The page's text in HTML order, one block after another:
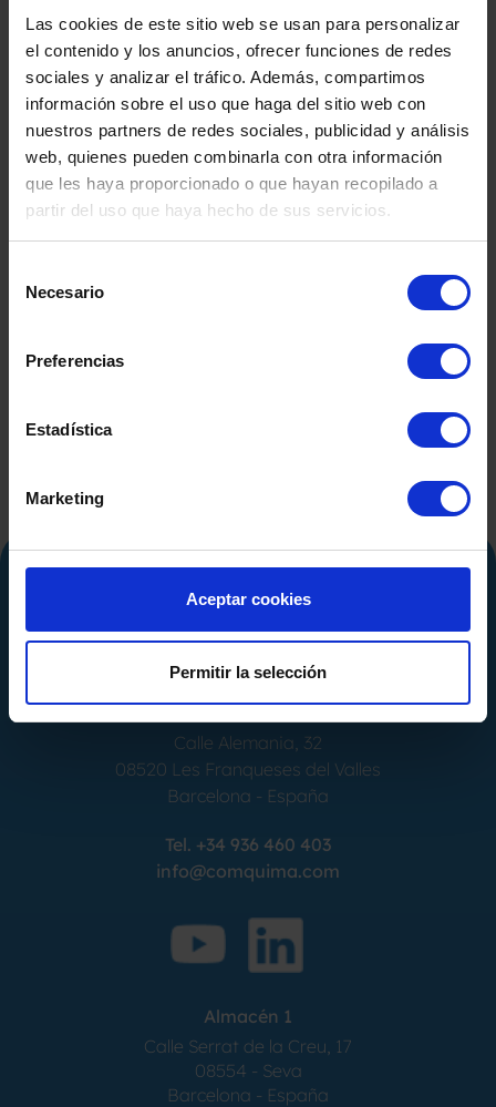
Las cookies de este sitio web se usan para personalizar
el contenido y los anuncios, ofrecer funciones de redes
sociales y analizar el tráfico. Además, compartimos
información sobre el uso que haga del sitio web con
nuestros partners de redes sociales, publicidad y análisis
web, quienes pueden combinarla con otra información
que les haya proporcionado o que hayan recopilado a
partir del uso que haya hecho de sus servicios.
Necesario
Preferencias
Estadística
Marketing
Aceptar cookies
Permitir la selección
Calle Alemania, 32
08520 Les Franqueses del Valles
Barcelona - España
Tel. +34 936 460 403
info@comquima.com
Almacén 1
Calle Serrat de la Creu, 17
08554 - Seva
Barcelona - España